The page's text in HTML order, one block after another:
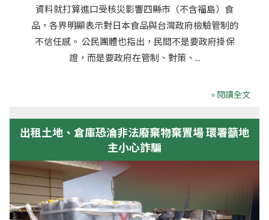
資料就打算進口受核災影響四縣市（不含福島）食
品，各界明顯表示對日本食品與台灣政府檢驗管制的
不信任感。 公民團體也指出，民間不是要政府掛保
證，而是要政府在管制、對策、...
» 閱讀全文
出租土地、倉庫恐淪非法廢棄物棄置場 環署籲地
主小心詐騙